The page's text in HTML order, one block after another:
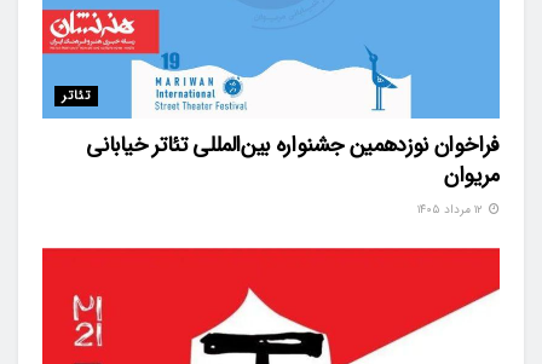
تئاتر
فراخوان نوزدهمین جشنواره بین‌المللی تئاتر خیابانی
مریوان